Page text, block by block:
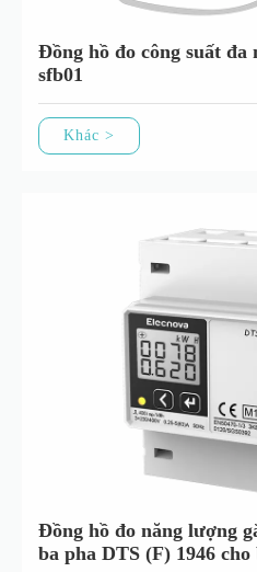
Đồng hồ đo công suất đa
sfb01
Khác >
Đồng hồ đo năng lượng
ba pha DTS (F) 1946 cho